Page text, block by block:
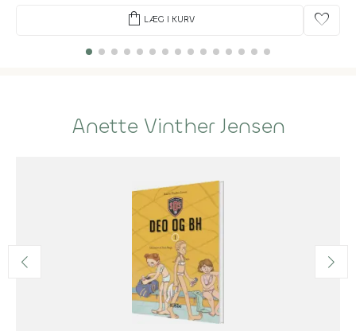
shopping_bag LÆG I KURV favorite
Anette Vinther Jensen